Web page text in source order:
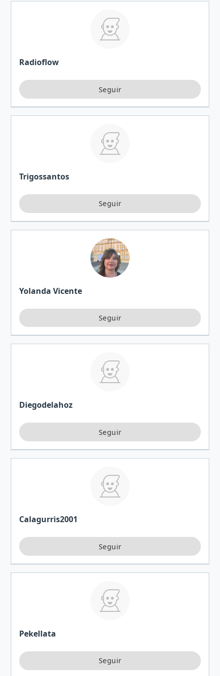
Radioflow
Trigossantos
Yolanda Vicente
Diegodelahoz
Calagurris2001
Pekellata